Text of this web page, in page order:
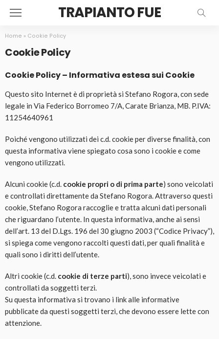
TRAPIANTO FUE
Home » Cookie Policy
Cookie Policy
Cookie Policy – Informativa estesa sui Cookie
Questo sito Internet è di proprietà si Stefano Rogora, con sede
legale in Via Federico Borromeo 7/A, Carate Brianza, MB. P.IVA:
11254640961
Poiché vengono utilizzati dei c.d. cookie per diverse finalità, con
questa informativa viene spiegato cosa sono i cookie e come
vengono utilizzati.
Alcuni cookie (c.d. cookie propri o di prima parte) sono veicolati
e controllati direttamente da Stefano Rogora. Attraverso questi
cookie, Stefano Rogora raccoglie e tratta alcuni dati personali
che riguardano l’utente. In questa informativa, anche ai sensi
dell’art. 13 del D.Lgs. 196 del 30 giugno 2003 (“Codice Privacy”),
si spiega come vengono raccolti questi dati, per quali finalità e
quali sono i diritti dell’utente.
Altri cookie (c.d. cookie di terze parti), sono invece veicolati e
controllati da soggetti terzi.
Su questa informativa si trovano i link alle informative
pubblicate da questi soggetti terzi, che devono essere lette con
attenzione.